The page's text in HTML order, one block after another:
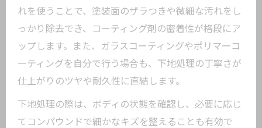
れを使うことで、塗装面のザラつきや微細な汚れをし
っかり除去でき、コーティング剤の密着性が格段にア
ップします。また、ガラスコーティングやポリマーコ
ーティングを自分で行う場合も、下地処理の丁寧さが
仕上がりのツヤや耐久性に直結します。
下地処理の際は、ボディの状態を確認し、必要に応じ
てコンパウンドで細かなキズを整えることも有効で